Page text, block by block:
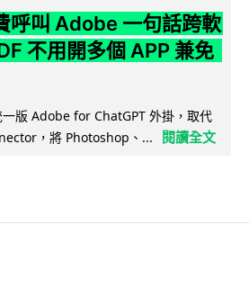
呼叫 Adobe 一句話跨軟
不用開多個 APP 兼免
版 Adobe for ChatGPT 外掛，取代
，將 Photoshop、...
閱讀全文